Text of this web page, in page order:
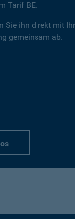
Tarif BE.
Sie ihn direkt mit
gemeinsam ab.